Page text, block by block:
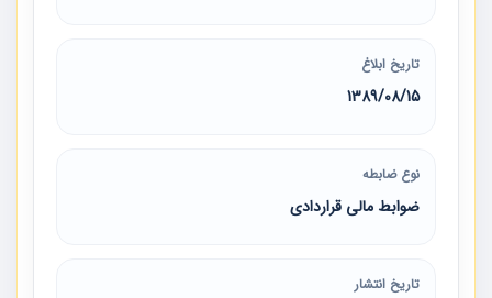
تاریخ ابلاغ
1389/08/15
نوع ضابطه
ضوابط مالی قراردادی
تاریخ انتشار